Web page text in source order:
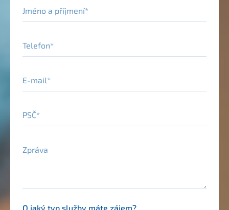
Jméno a příjmení
Telefon
E-mail
PSČ
Zpráva
O jaký typ služby máte zájem?